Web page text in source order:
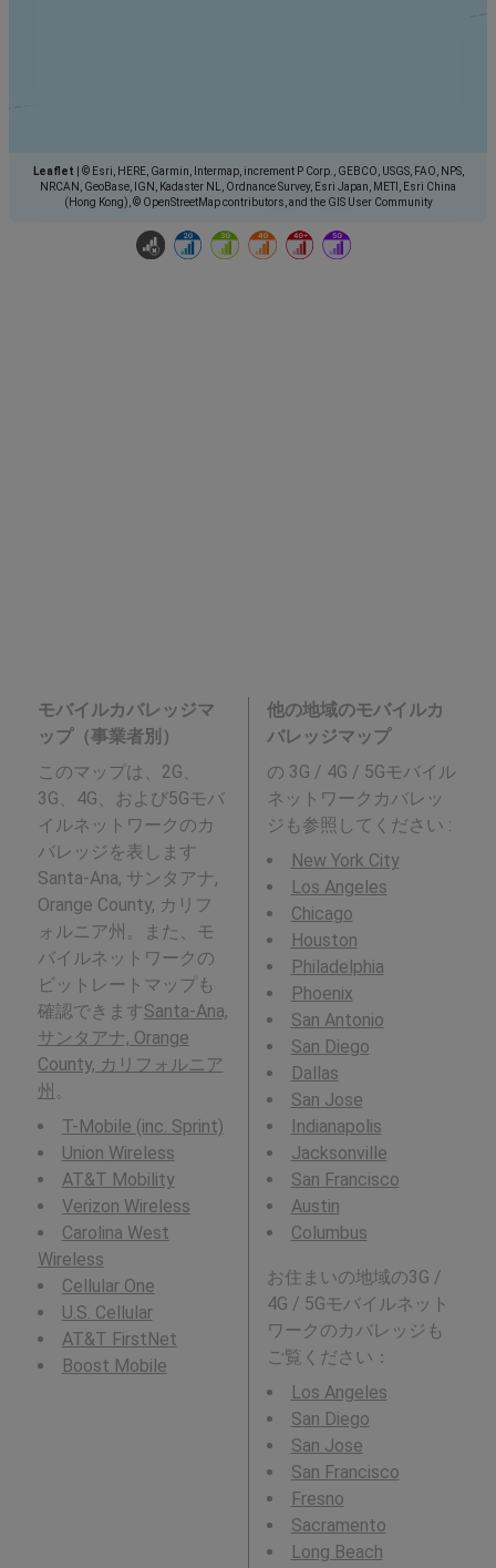
Leaflet
© Esri, HERE, Garmin, Intermap, increment P Corp., GEBCO, USGS, FAO, NPS,
NRCAN, GeoBase, IGN, Kadaster NL, Ordnance Survey, Esri Japan, METI, Esri China
(Hong Kong), © OpenStreetMap contributors, and the GIS User Community
モバイルカバレッジマ
ップ（事業者別）
このマップは、2G、
3G、4G、および5Gモバ
イルネットワークのカ
バレッジを表します
Santa-Ana, サンタアナ,
Orange County, カリフ
ォルニア州。また、モ
バイルネットワークの
ビットレートマップも
確認できます Santa-Ana,
サンタアナ, Orange
County, カリフォルニア
州 。
T-Mobile (inc. Sprint)
Union Wireless
AT&T Mobility
Verizon Wireless
Carolina West
Wireless
Cellular One
U.S. Cellular
AT&T FirstNet
Boost Mobile
他の地域のモバイルカ
バレッジマップ
の 3G / 4G / 5Gモバイル
ネットワークカバレッ
ジも参照してください :
New York City
Los Angeles
Chicago
Houston
Philadelphia
Phoenix
San Antonio
San Diego
Dallas
San Jose
Indianapolis
Jacksonville
San Francisco
Austin
Columbus
お住まいの地域の3G /
4G / 5Gモバイルネット
ワークのカバレッジも
ご覧ください：
Los Angeles
San Diego
San Jose
San Francisco
Fresno
Sacramento
Long Beach